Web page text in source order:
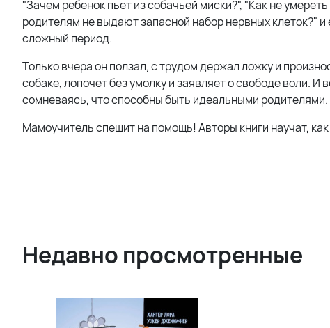
"Зачем ребенок пьет из собачьей миски?", "Как не
родителям не выдают запасной набор нервных клеток?"
сложный период.
Только вчера он ползал, с трудом держал ложку и
собаке, лопочет без умолку и заявляет о свободе воли. И
сомневаясь, что способны быть идеальными родителями.
Мамоучитель спешит на помощь! Авторы книги научат,
Недавно просмотренные